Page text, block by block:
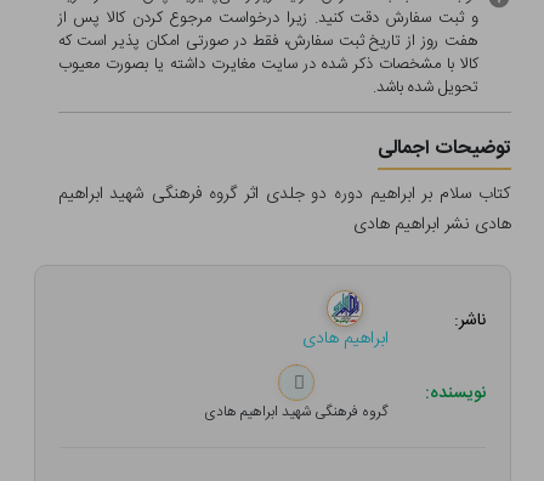
و ثبت سفارش دقت کنید. زیرا درخواست مرجوع کردن کالا پس از
هفت روز از تاریخ ثبت سفارش، فقط در صورتی امکان پذیر است که
کالا با مشخصات ذکر شده در سایت مغایرت داشته یا بصورت معيوب
تحویل شده باشد.
توضیحات اجمالی
کتاب سلام بر ابراهیم دوره دو جلدی اثر گروه فرهنگی شهید ابراهیم
هادی نشر ابراهیم هادی
ناشر:
ابراهیم هادی
نویسنده:
گروه فرهنگی شهید ابراهیم هادی